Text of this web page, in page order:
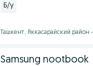
Б/у
Ташкент, Яккасарайский район
Samsung nootbook